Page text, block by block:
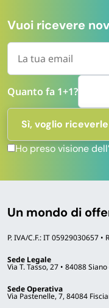
Vuoi ricevere
Quanto fa 1+1?
Ho preso visione
Un mondo di
P. IVA/C.F.: IT 05929030657 •
Sede Legale
Via T. Tasso, 27 • 84088 Siano
Sede Operativa
Via Pastenelle, 7, 84084